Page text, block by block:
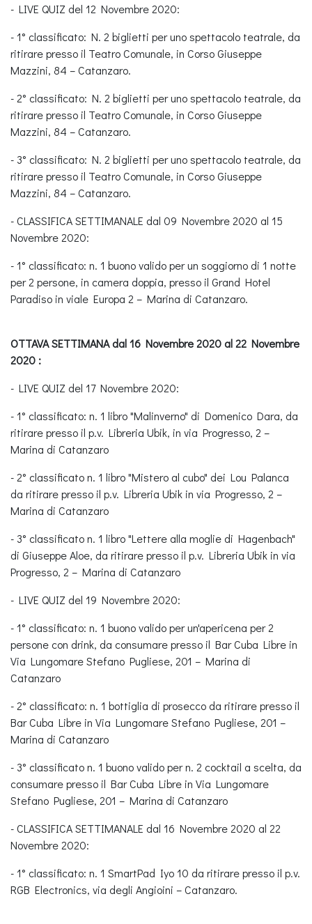
- LIVE QUIZ del 12 Novembre 2020:
- 1° classificato: N. 2 biglietti per uno spettacolo teatrale, da
ritirare presso il Teatro Comunale, in Corso Giuseppe
Mazzini, 84 – Catanzaro.
- 2° classificato: N. 2 biglietti per uno spettacolo teatrale, da
ritirare presso il Teatro Comunale, in Corso Giuseppe
Mazzini, 84 – Catanzaro.
- 3° classificato: N. 2 biglietti per uno spettacolo teatrale, da
ritirare presso il Teatro Comunale, in Corso Giuseppe
Mazzini, 84 – Catanzaro.
- CLASSIFICA SETTIMANALE dal 09 Novembre 2020 al 15
Novembre 2020:
- 1° classificato: n. 1 buono valido per un soggiorno di 1 notte
per 2 persone, in camera doppia, presso il Grand Hotel
Paradiso in viale Europa 2 – Marina di Catanzaro.
OTTAVA SETTIMANA dal 16 Novembre 2020 al 22 Novembre
2020 :
- LIVE QUIZ del 17 Novembre 2020:
- 1° classificato: n. 1 libro "Malinverno" di Domenico Dara, da
ritirare presso il p.v. Libreria Ubik, in via Progresso, 2 –
Marina di Catanzaro
- 2° classificato n. 1 libro "Mistero al cubo" dei Lou Palanca
da ritirare presso il p.v. Libreria Ubik in via Progresso, 2 –
Marina di Catanzaro
- 3° classificato n. 1 libro "Lettere alla moglie di Hagenbach"
di Giuseppe Aloe, da ritirare presso il p.v. Libreria Ubik in via
Progresso, 2 – Marina di Catanzaro
- LIVE QUIZ del 19 Novembre 2020:
- 1° classificato: n. 1 buono valido per un'apericena per 2
persone con drink, da consumare presso il Bar Cuba Libre in
Via Lungomare Stefano Pugliese, 201 – Marina di
Catanzaro
- 2° classificato: n. 1 bottiglia di prosecco da ritirare presso il
Bar Cuba Libre in Via Lungomare Stefano Pugliese, 201 –
Marina di Catanzaro
- 3° classificato n. 1 buono valido per n. 2 cocktail a scelta, da
consumare presso il Bar Cuba Libre in Via Lungomare
Stefano Pugliese, 201 – Marina di Catanzaro
- CLASSIFICA SETTIMANALE dal 16 Novembre 2020 al 22
Novembre 2020:
- 1° classificato: n. 1 SmartPad Iyo 10 da ritirare presso il p.v.
RGB Electronics, via degli Angioini – Catanzaro.